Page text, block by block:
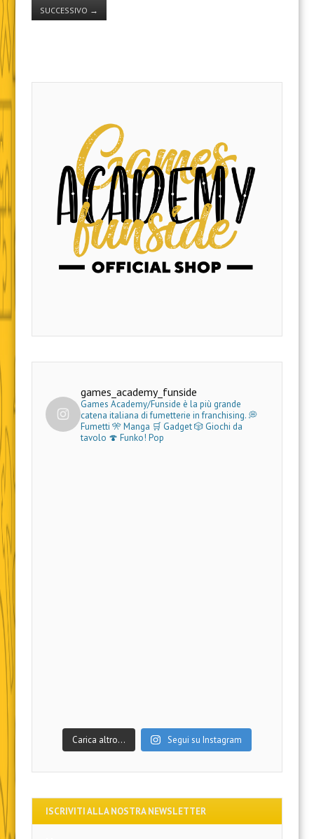
SUCCESSIVO →
games_academy_funside
Games Academy/Funside è la più grande
catena italiana di fumetterie in franchising.💭
Fumetti 🎌 Manga 🛒 Gadget🎲 Giochi da
tavolo 🍄 Funko! Pop
Carica altro… Segui su Instagram
ISCRIVITI ALLA NOSTRA NEWSLETTER